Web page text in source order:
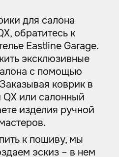
для салона
обратитесь к
Eastline Garage.
эксклюзивные
с помощью
коврик в
или салонный
изделия ручной
к пошиву, мы
эскиз – в нем